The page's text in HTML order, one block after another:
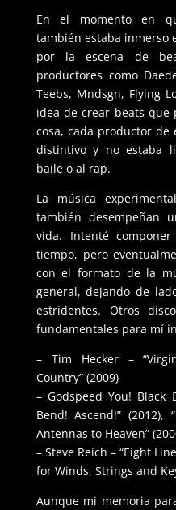
En el momento en
también estaba inmerso
por la escena de
productores como
Teebs, Mndsgn, Flying
idea de crear beats
cosa, cada productor de
distintivo y no estaba
baile o al rap.
La música
también desempeñan
vida. Intenté
tiempo, pero
con el formato de la
general, dejando de
estridentes. Otros
fundamentales para mí
– Tim Hecker –
Country” (2009)
– Godspeed You! Black
Bend! Ascend!” (2012),
Antennas to Heaven”
– Steve Reich – “Eight
for Winds, Strings and
Aunque mi memoria